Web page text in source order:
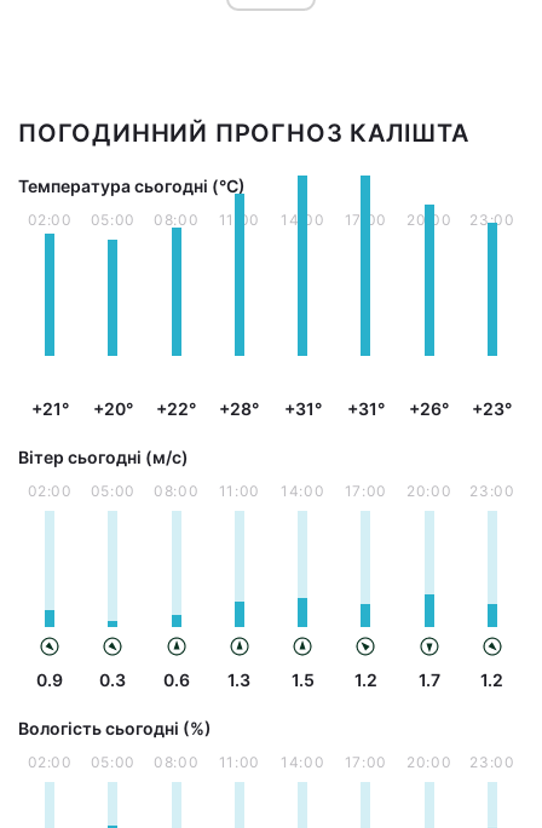
ПОГОДИННИЙ ПРОГНОЗ КАЛІШТА
Температура сьогодні (°С)
02:00
+21°
05:00
+20°
08:00
+22°
11:00
+28°
14:00
+31°
17:00
+31°
20:00
+26°
23:00
+23°
Вітер сьогодні (м/с)
02:00
0.9
05:00
0.3
08:00
0.6
11:00
1.3
14:00
1.5
17:00
1.2
20:00
1.7
23:00
1.2
Вологість сьогодні (%)
02:00 05:00 08:00 11:00 14:00 17:00 20:00 23:00